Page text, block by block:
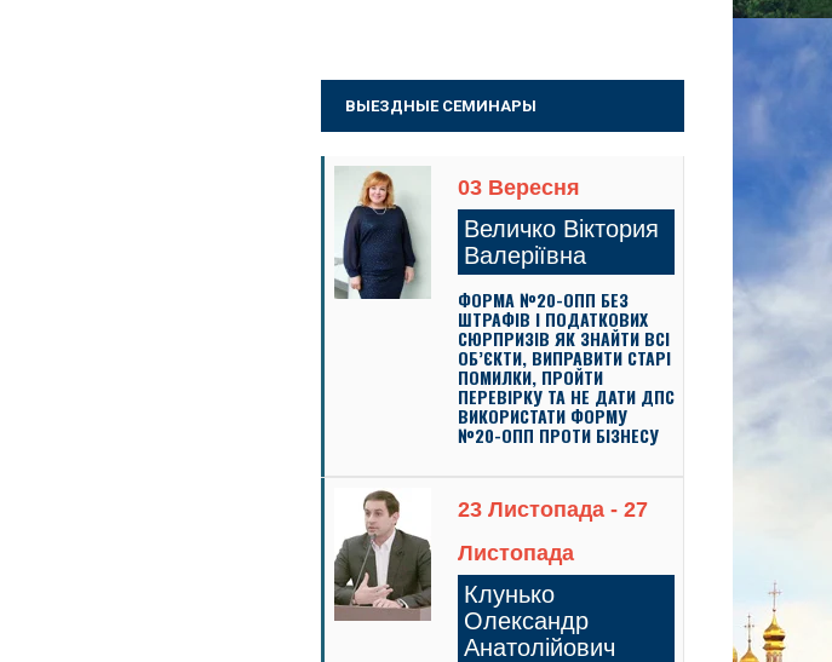
ВЫЕЗДНЫЕ СЕМИНАРЫ
03 Вересня
Величко Віктория
Валеріївна
ФОРМА №20-ОПП БЕЗ
ШТРАФІВ І ПОДАТКОВИХ
СЮРПРИЗІВ ЯК ЗНАЙТИ ВСІ
ОБ’ЄКТИ, ВИПРАВИТИ СТАРІ
ПОМИЛКИ, ПРОЙТИ
ПЕРЕВІРКУ ТА НЕ ДАТИ ДПС
ВИКОРИСТАТИ ФОРМУ
№20-ОПП ПРОТИ БІЗНЕСУ
23 Листопада - 27
Листопада
Клунько
Олександр
Анатолійович